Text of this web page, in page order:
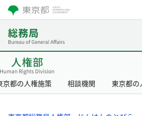
京都の人権施策 相談機関 東京都の